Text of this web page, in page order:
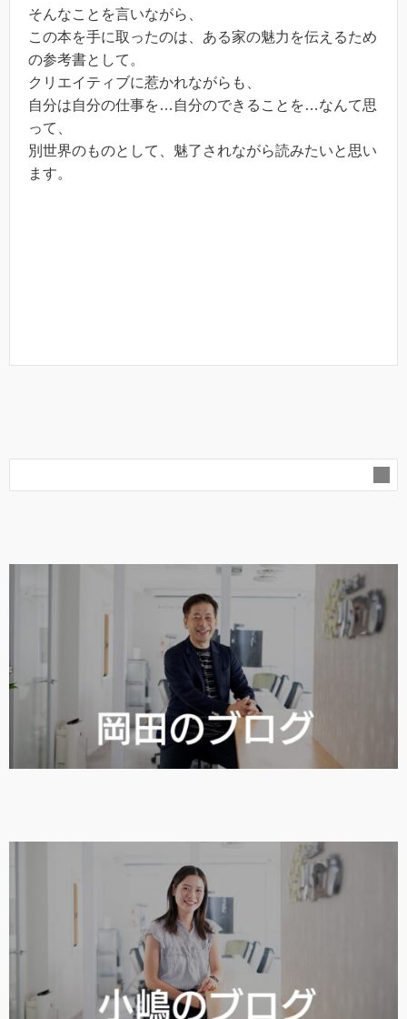
そんなことを言いながら、
この本を手に取ったのは、ある家の魅力を伝えるため
の参考書として。
クリエイティブに惹かれながらも、
自分は自分の仕事を…自分のできることを…なんて思
って、
別世界のものとして、魅了されながら読みたいと思い
ます。